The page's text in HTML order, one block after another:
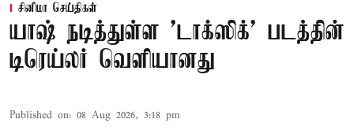
சினிமா செய்திகள்
யாஷ் நடித்துள்ள 'டாக்‌ஸிக்' படத்தின்
டிரெய்லர் வெளியானது
Published on: 08 Aug 2026, 3:18 pm